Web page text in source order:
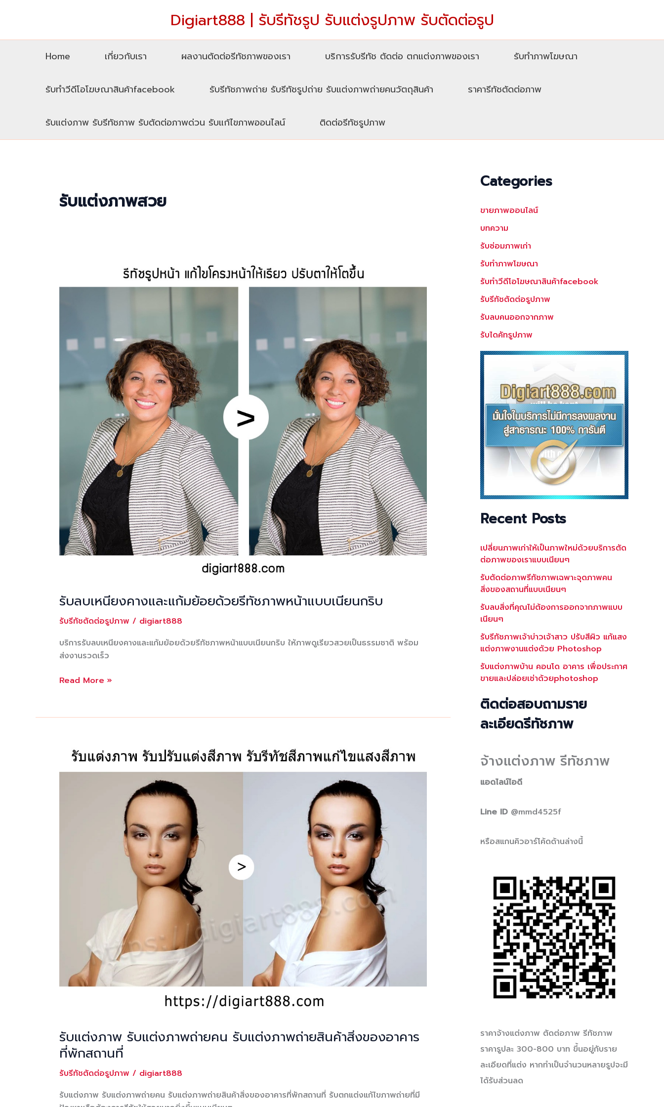
Digiart888 | รับรีทัชรูป รับแต่งรูปภาพ รับตัดต่อรูป
Home เกี่ยวกับเรา ผลงานตัดต่อรีทัชภาพของเรา บริการรับรีทัช ตัดต่อ ตกแต่งภาพของเรา รับทําภาพโฆษณา
รับทำวีดีโอโฆษณาสินค้าfacebook รับรีทัชภาพถ่าย รับรีทัชรูปถ่าย รับแต่งภาพถ่ายคนวัตถุสินค้า ราคารีทัชตัดต่อภาพ
รับแต่งภาพ รับรีทัชภาพ รับตัดต่อภาพด่วน รับแก้ไขภาพออนไลน์ ติดต่อรีทัชรูปภาพ
รับแต่งภาพสวย
รับลบเหนียงคางและแก้มย้อยด้วยรีทัชภาพหน้าแบบเนียนกริบ
รับรีทัชตัดต่อรูปภาพ / digiart888
บริการรับลบเหนียงคางและแก้มย้อยด้วยรีทัชภาพหน้าแบบเนียนกริบ ให้ภาพดูเรียวสวยเป็นธรรมชาติ พร้อม
ส่งงานรวดเร็ว
รับ
คาง
ย้อย
ด้วย
Read More »
รับแต่งภาพ รับแต่งภาพถ่ายคน รับแต่งภาพถ่ายสินค้าสิ่งของอาคาร
ที่พักสถานที่
รับรีทัชตัดต่อรูปภาพ / digiart888
รับแต่งภาพ รับแต่งภาพถ่ายคน รับแต่งภาพถ่ายสินค้าสิ่งของอาคารที่พักสถานที่ รับตกแต่งแก้ไขภาพถ่ายที่มี
Categories
ขายภาพออนไลน์
บทความ
รับซ่อมภาพเก่า
รับทำภาพโฆษณา
รับทำวีดีโอโฆษณาสินค้าfacebook
รับรีทัชตัดต่อรูปภาพ
รับลบคนออกจากภาพ
รับไดคัทรูปภาพ
Recent Posts
เปลี่ยนภาพเก่าให้เป็นภาพใหม่ด้วยบริการตัด
ต่อภาพของเราแบบเนียนๆ
รับตัดต่อภาพรีทัชภาพเฉพาะจุดภาพคน
สิ่งของสถานที่แบบเนียนๆ
รับลบสิ่งที่คุณไม่ต้องการออกจากภาพแบบ
เนียนๆ
รับรีทัชภาพเจ้าบ่าวเจ้าสาว ปรับสีผิว แก้แสง
แต่งภาพงานแต่งด้วย Photoshop
รับแต่งภาพบ้าน คอนโด อาคาร เพื่อประกาศ
ขายและปล่อยเช่าด้วยphotoshop
ติดต่อสอบถามราย
ละเอียดรีทัชภาพ
จ้างแต่งภาพ รีทัชภาพ
แอดไลน์ไอดี
Line ID @mmd4525f
หรือสแกนคิวอาร์โค้ดด้านล่างนี้
ราคาจ้างแต่งภาพ ตัดต่อภาพ รีทัชภาพ
ราคารูปละ 300-800 บาท ขึ้นอยู่กับราย
ละเอียดที่แต่ง หากทำเป็นจำนวนหลายรูปจะมี
ได้รับส่วนลด